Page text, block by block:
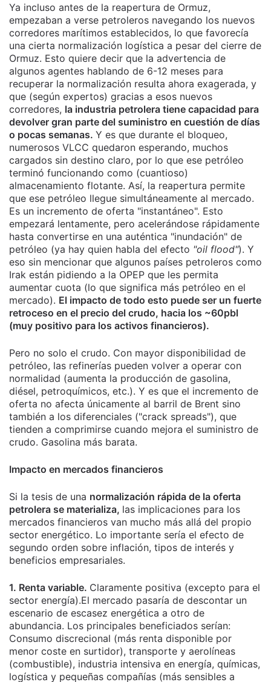
Ya incluso antes de la reapertura de Ormuz,
empezaban a verse petroleros navegando los nuevos
corredores marítimos establecidos, lo que favorecía
una cierta normalización logística a pesar del cierre de
Ormuz. Esto quiere decir que la advertencia de
algunos agentes hablando de 6-12 meses para
recuperar la normalización resulta ahora exagerada, y
que (según expertos) gracias a esos nuevos
corredores, la industria petrolera tiene capacidad para
devolver gran parte del suministro en cuestión de días
o pocas semanas. Y es que durante el bloqueo,
numerosos VLCC quedaron esperando, muchos
cargados sin destino claro, por lo que ese petróleo
terminó funcionando como (cuantioso)
almacenamiento flotante. Así, la reapertura permite
que ese petróleo llegue simultáneamente al mercado.
Es un incremento de oferta "instantáneo". Esto
empezará lentamente, pero acelerándose rápidamente
hasta convertirse en una auténtica "inundación" de
petróleo (ya hay quien habla del efecto "oil flood"). Y
eso sin mencionar que algunos países petroleros como
Irak están pidiendo a la OPEP que les permita
aumentar cuota (lo que significa más petróleo en el
mercado). El impacto de todo esto puede ser un fuerte
retroceso en el precio del crudo, hacia los ~60pbl
(muy positivo para los activos financieros).
Pero no solo el crudo. Con mayor disponibilidad de
petróleo, las refinerías pueden volver a operar con
normalidad (aumenta la producción de gasolina,
diésel, petroquímicos, etc.). Y es que el incremento de
oferta no afecta únicamente al barril de Brent sino
también a los diferenciales ("crack spreads"), que
tienden a comprimirse cuando mejora el suministro de
crudo. Gasolina más barata.
Impacto en mercados financieros
Si la tesis de una normalización rápida de la oferta
petrolera se materializa, las implicaciones para los
mercados financieros van mucho más allá del propio
sector energético. Lo importante sería el efecto de
segundo orden sobre inflación, tipos de interés y
beneficios empresariales.
1. Renta variable. Claramente positiva (excepto para el
sector energía).El mercado pasaría de descontar un
escenario de escasez energética a otro de
abundancia. Los principales beneficiados serían:
Consumo discrecional (más renta disponible por
menor coste en surtidor), transporte y aerolíneas
(combustible), industria intensiva en energía, químicas,
logística y pequeñas compañías (más sensibles a